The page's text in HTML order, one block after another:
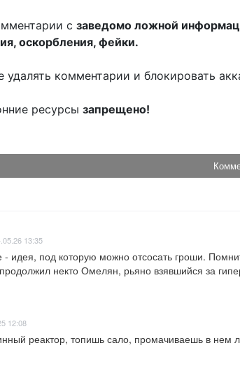
с заведомо ложной
оскорбления, фейки.
комментарии и блокировать
ресурсы запрещено!
13:35
- идея, под которую можно отсосать гроши.
некто Омелян, рьяно взявшийся за
12:08
реактор, топишь сало, промачиваешь в